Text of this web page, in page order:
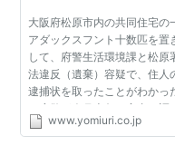
大阪府松原市内の共同住宅の
アダックスフント十数匹を置
して、府警生活環境課と松原
法違反（遺棄）容疑で、住人
逮捕状を取ったことがわかっ
た府警が今月上旬、室内を調
０匹の死骸が見つかり、３匹
www.yomiuri.co.jp